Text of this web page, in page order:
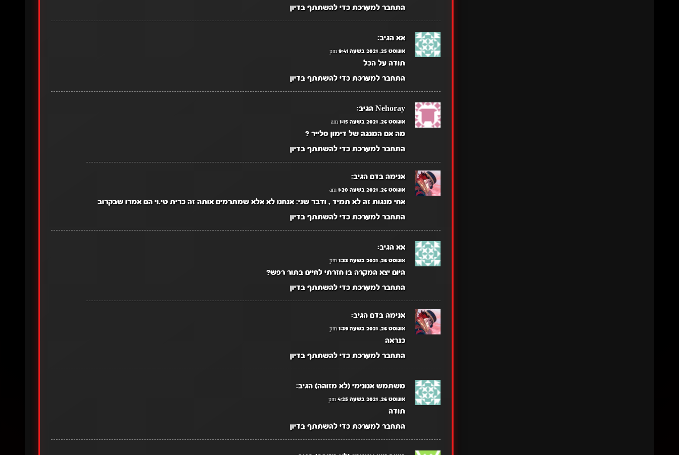
התחבר למערכת כדי להשתתף בדיון
אא הגיב:
אוגוסט 25, 2021 בשעה 9:41 pm
תודה על הכל
התחבר למערכת כדי להשתתף בדיון
Nehoray הגיב:
אוגוסט 26, 2021 בשעה 1:15 am
מה אם המנגה של דימון סלייר ?
התחבר למערכת כדי להשתתף בדיון
אנימה בדם הגיב:
אוגוסט 26, 2021 בשעה 1:20 am
אחי מנגות זה לא תמיד , ודבר שני: אנחנו לא אלא שמתרמים אותה זה כרית טי.וי הם אמרו שבקרוב
התחבר למערכת כדי להשתתף בדיון
אא הגיב:
אוגוסט 26, 2021 בשעה 1:33 pm
היום יצא המקרה בו חזרתי לחיים בתור רפש?
התחבר למערכת כדי להשתתף בדיון
אנימה בדם הגיב:
אוגוסט 26, 2021 בשעה 1:39 pm
כנראה
התחבר למערכת כדי להשתתף בדיון
משתמש אנונימי (לא מזוהה) הגיב:
אוגוסט 26, 2021 בשעה 4:25 pm
תודה
התחבר למערכת כדי להשתתף בדיון